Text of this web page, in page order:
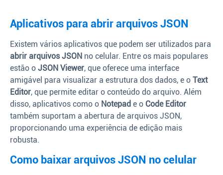
Aplicativos para abrir arquivos JSON
Existem vários aplicativos que podem ser utilizados para
abrir arquivos JSON no celular. Entre os mais populares
estão o JSON Viewer, que oferece uma interface
amigável para visualizar a estrutura dos dados, e o Text
Editor, que permite editar o conteúdo do arquivo. Além
disso, aplicativos como o Notepad e o Code Editor
também suportam a abertura de arquivos JSON,
proporcionando uma experiência de edição mais
robusta.
Como baixar arquivos JSON no celular